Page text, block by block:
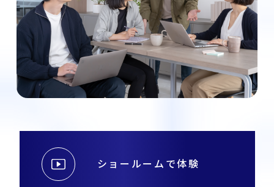
ショールームで体験